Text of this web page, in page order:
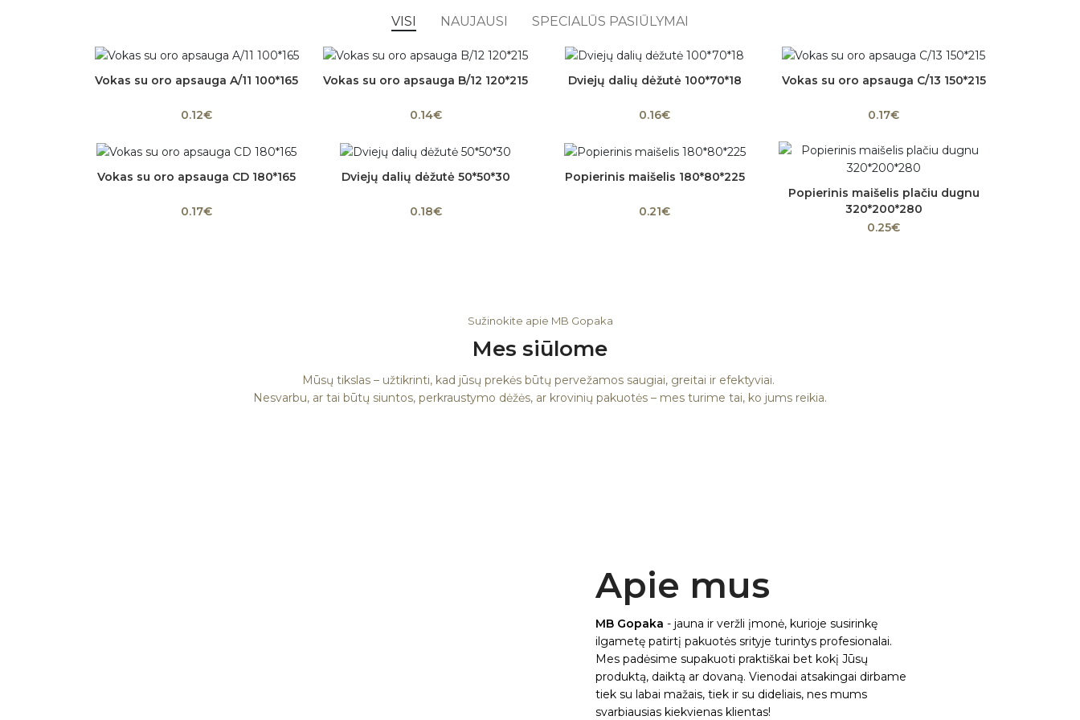
VISI NAUJAUSI SPECIALŪS PASIŪLYMAI
Į krepšelį
Vokas su oro apsauga A/11 100*165
0.12€
Į krepšelį
Vokas su oro apsauga B/12 120*215
0.14€
Į krepšelį
Dviejų dalių dėžutė 100*70*18
0.16€
Į krepšelį
Vokas su oro apsauga C/13 150*215
0.17€
Į krepšelį
Vokas su oro apsauga CD 180*165
0.17€
Į krepšelį
Dviejų dalių dėžutė 50*50*30
0.18€
Dydžio pasirinkimas
Popierinis maišelis 180*80*225
0.21€
Į krepšelį
Popierinis maišelis plačiu dugnu
320*200*280
0.25€
Sužinokite apie MB Gopaka
Mes siūlome
Mūsų tikslas – užtikrinti, kad jūsų prekės būtų pervežamos saugiai, greitai ir efektyviai.
Nesvarbu, ar tai būtų siuntos, perkraustymo dėžės, ar krovinių pakuotės – mes turime tai, ko jums reikia.
Apie mus
MB Gopaka - jauna ir veržli įmonė, kurioje susirinkę
ilgametę patirtį pakuotės srityje turintys profesionalai.
Mes padėsime supakuoti praktiškai bet kokį Jūsų
produktą, daiktą ar dovaną. Vienodai atsakingai dirbame
tiek su labai mažais, tiek ir su dideliais, nes mums
svarbiausias kiekvienas klientas!